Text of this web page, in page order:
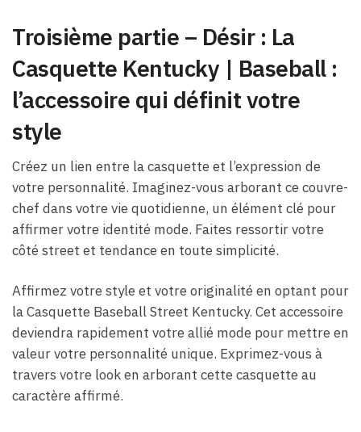
Troisième partie – Désir : La
Casquette Kentucky | Baseball:
l’accessoire qui définit votre
style
Créez un lien entre la casquette et l’expression de
votre personnalité. Imaginez-vous arborant ce couvre-
chef dans votre vie quotidienne, un élément clé pour
affirmer votre identité mode. Faites ressortir votre
côté street et tendance en toute simplicité.
Affirmez votre style et votre originalité en optant pour
la Casquette Baseball Street Kentucky. Cet accessoire
deviendra rapidement votre allié mode pour mettre en
valeur votre personnalité unique. Exprimez-vous à
travers votre look en arborant cette casquette au
caractère affirmé.